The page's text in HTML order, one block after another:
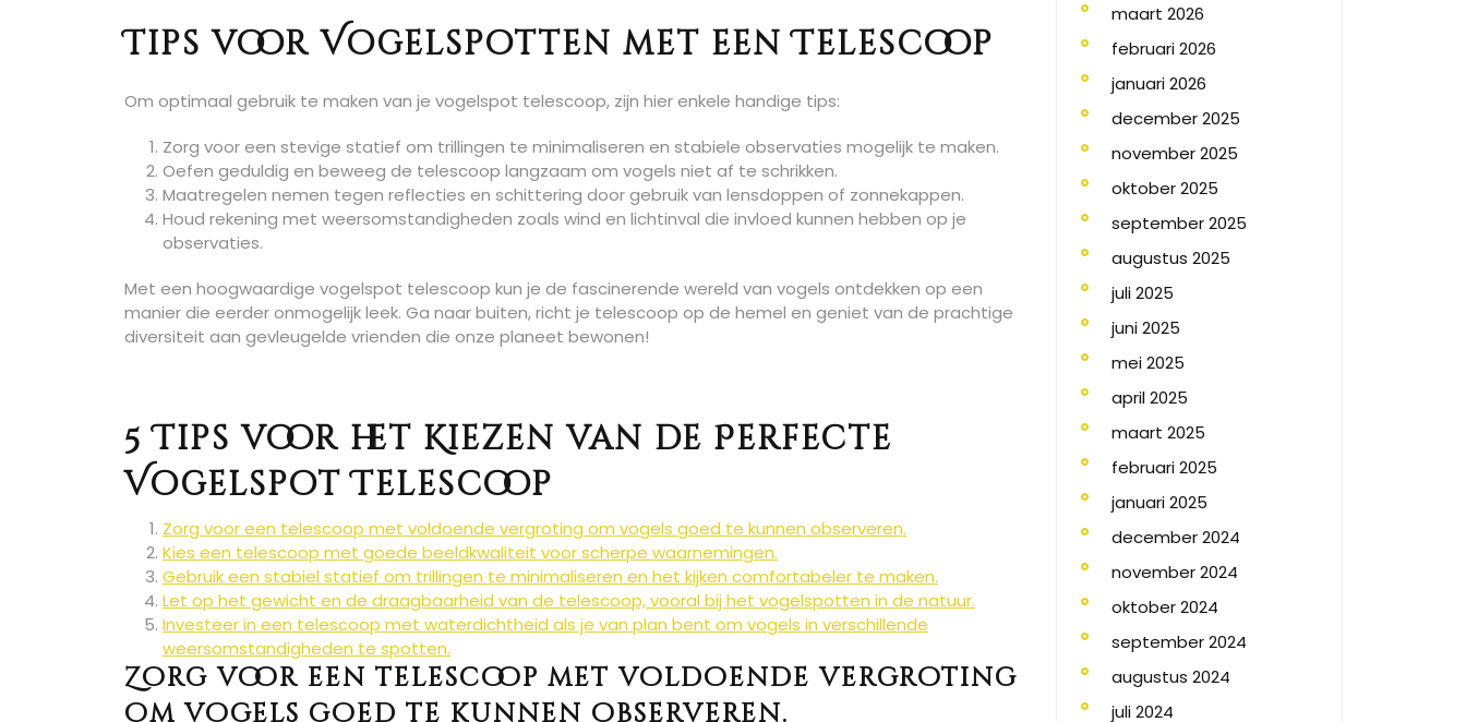
Tips voor Vogelspotten met een Telescoop
Om optimaal gebruik te maken van je vogelspot telescoop, zijn hier enkele handige tips:
Zorg voor een stevige statief om trillingen te minimaliseren en stabiele observaties mogelijk te maken.
Oefen geduldig en beweeg de telescoop langzaam om vogels niet af ​​te schrikken.
Maatregelen nemen tegen reflecties en schittering door gebruik van lensdoppen of zonnekappen.
Houd rekening met weersomstandigheden zoals wind en lichtinval die invloed kunnen hebben op je
observaties.
Met een hoogwaardige vogelspot telescoop kun je de fascinerende wereld van vogels ontdekken op een
manier die eerder onmogelijk leek. Ga naar buiten, richt je telescoop op de hemel en geniet van de prachtige
diversiteit aan gevleugelde vrienden die onze planeet bewonen!
5 Tips voor het Kiezen van de Perfecte
Vogelspot Telescoop
Zorg voor een telescoop met voldoende vergroting om vogels goed te kunnen observeren.
Kies een telescoop met goede beeldkwaliteit voor scherpe waarnemingen.
Gebruik een stabiel statief om trillingen te minimaliseren en het kijken comfortabeler te maken.
Let op het gewicht en de draagbaarheid van de telescoop, vooral bij het vogelspotten in de natuur.
Investeer in een telescoop met waterdichtheid als je van plan bent om vogels in verschillende
weersomstandigheden te spotten.
Zorg voor een telescoop met voldoende vergroting
om vogels goed te kunnen observeren.
maart 2026
februari 2026
januari 2026
december 2025
november 2025
oktober 2025
september 2025
augustus 2025
juli 2025
juni 2025
mei 2025
april 2025
maart 2025
februari 2025
januari 2025
december 2024
november 2024
oktober 2024
september 2024
augustus 2024
juli 2024